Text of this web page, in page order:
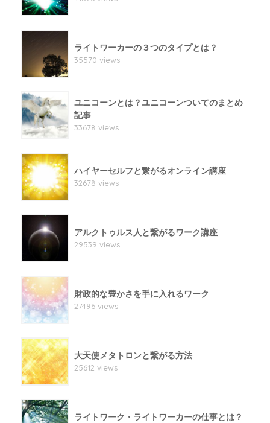
ライトワーカーの３つのタイプとは？
35570 views
ユニコーンとは？ユニコーンついてのまとめ
記事
33678 views
ハイヤーセルフと繋がるオンライン講座
32678 views
アルクトゥルス人と繋がるワーク講座
29539 views
財政的な豊かさを手に入れるワーク
27496 views
大天使メタトロンと繋がる方法
25612 views
ライトワーク・ライトワーカーの仕事とは？